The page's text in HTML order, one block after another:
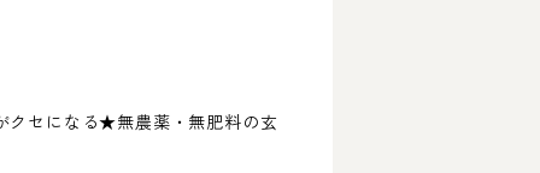
クセになる★無農薬・無肥料の玄